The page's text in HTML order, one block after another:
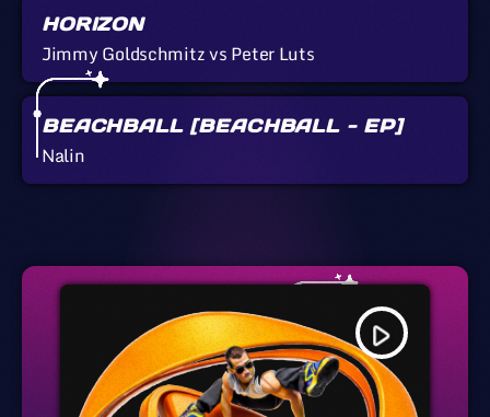
HORIZON
Jimmy Goldschmitz vs Peter Luts
BEACHBALL [BEACHBALL - EP]
Nalin
play_arrow